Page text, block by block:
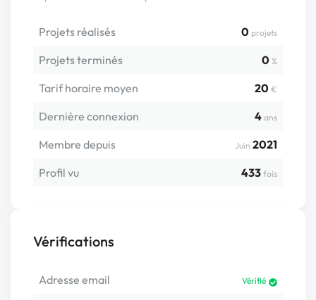
Projets réalisés 0 projets
Projets terminés 0 %
Tarif horaire moyen 20 €
Dernière connexion 4 ans
Membre depuis Juin 2021
Profil vu
433 fois
Vérifications
Adresse email Vérifié